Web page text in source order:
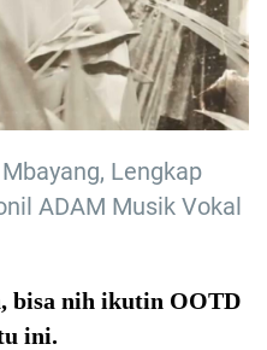
Lengkap
ADAM Musik Vokal
bisa nih ikutin OOTD
ini.